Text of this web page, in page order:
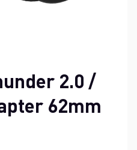
2.0 /
62mm